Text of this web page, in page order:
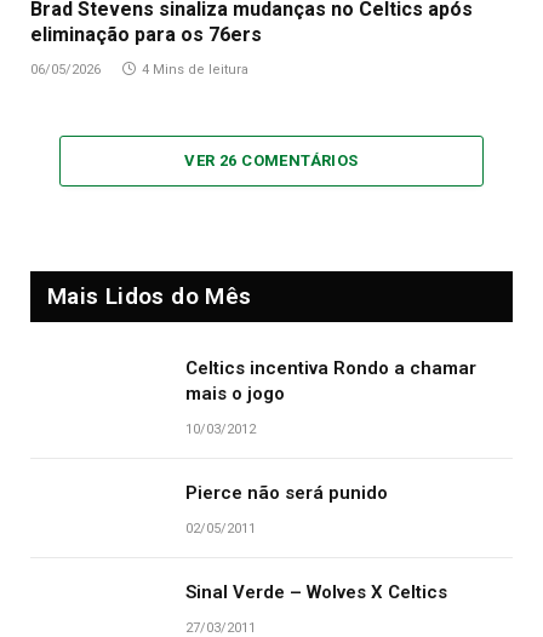
Brad Stevens sinaliza mudanças no Celtics após
eliminação para os 76ers
06/05/2026 4 Mins de leitura
VER 26 COMENTÁRIOS
Mais Lidos do Mês
Celtics incentiva Rondo a chamar
mais o jogo
10/03/2012
Pierce não será punido
02/05/2011
Sinal Verde – Wolves X Celtics
27/03/2011